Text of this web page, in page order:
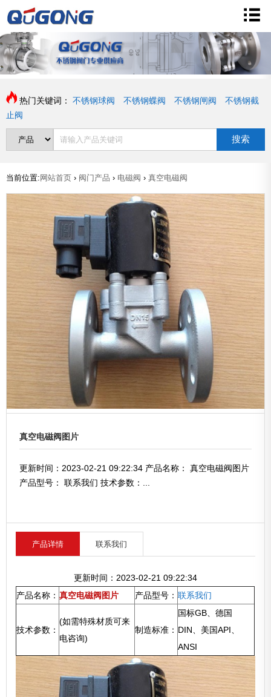
热门关键词： 不锈钢球阀 不锈钢蝶阀 不锈钢闸阀
不锈钢截
止阀
搜索
当前位置: 网站首页 › 阀门产品 › 电磁阀 › 真空电磁阀
真空电磁阀图片
更新时间：2023-02-21 09:22:34 产品名称： 真空电磁阀图片
产品型号： 联系我们 技术参数：...
产品详情 联系我们
更新时间：2023-02-21 09:22:34
产品名称： 真空电磁阀图片 产品型号： 联系我们
技术参数：
(如需特殊材质可来
电咨询)
制造标准：
国标GB、德国
DIN、美国API、
ANSI